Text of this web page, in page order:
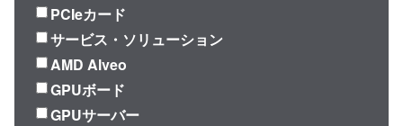
PCIeカード
サービス・ソリューション
AMD Alveo
GPUボード
GPUサーバー